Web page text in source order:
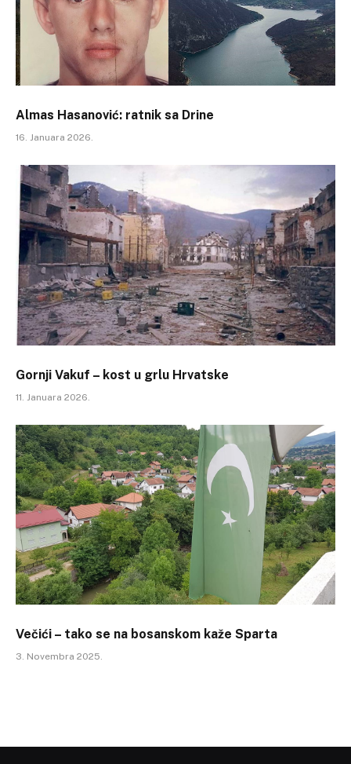
Almas Hasanović: ratnik sa Drine
16. Januara 2026.
Gornji Vakuf – kost u grlu Hrvatske
11. Januara 2026.
Večići – tako se na bosanskom kaže Sparta
3. Novembra 2025.